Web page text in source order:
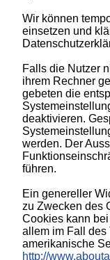
Wir können
einsetzen und
Falls die Nutzer
ihrem Rechner
gebeten die
deaktivieren.
werden. Der
führen.
Ein genereller
zu Zwecken des
Cookies kann
allem im Fall des
amerikanische
http://